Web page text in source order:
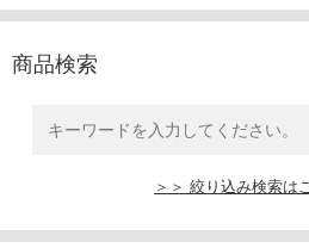
商品検索
＞＞ 絞り込み検索は